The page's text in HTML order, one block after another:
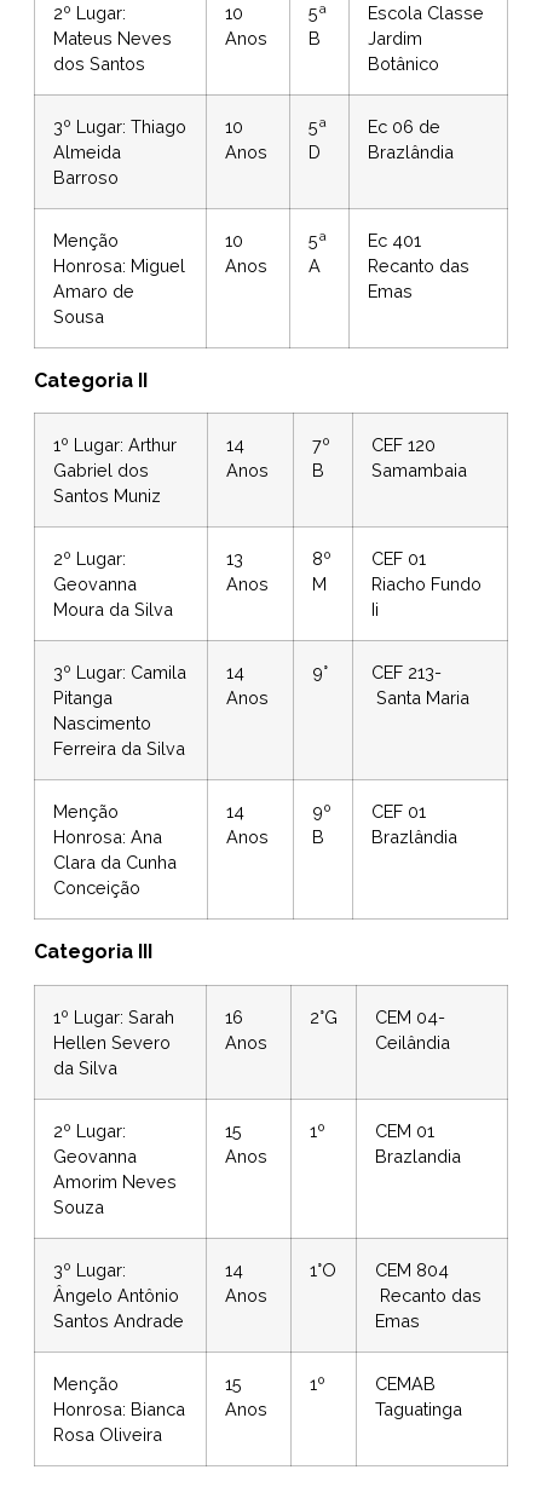
2º Lugar:
Mateus Neves
dos Santos
10
Anos
5ª
B
Escola Classe
Jardim
Botânico
3º Lugar: Thiago
Almeida
Barroso
10
Anos
5ª
D
Ec 06 de
Brazlândia
Menção
Honrosa: Miguel
Amaro de
Sousa
10
Anos
5ª
A
Ec 401
Recanto das
Emas
Categoria II
1º Lugar: Arthur
Gabriel dos
Santos Muniz
14
Anos
7º
B
CEF 120
Samambaia
2º Lugar:
Geovanna
Moura da Silva
13
Anos
8º
M
CEF 01
Riacho Fundo
Ii
3º Lugar: Camila
Pitanga
Nascimento
Ferreira da Silva
14
Anos
9°
CEF 213-
Santa Maria
Menção
Honrosa: Ana
Clara da Cunha
Conceição
14
Anos
9º
B
CEF 01
Brazlândia
Categoria III
1º Lugar: Sarah
Hellen Severo
da Silva
16
Anos
2°G
CEM 04-
Ceilândia
2º Lugar:
Geovanna
Amorim Neves
Souza
15
Anos
1º
CEM 01
Brazlandia
3º Lugar:
Ângelo Antônio
Santos Andrade
14
Anos
1°O
CEM 804
Recanto das
Emas
Menção
Honrosa: Bianca
Rosa Oliveira
15
Anos
1º
CEMAB
Taguatinga